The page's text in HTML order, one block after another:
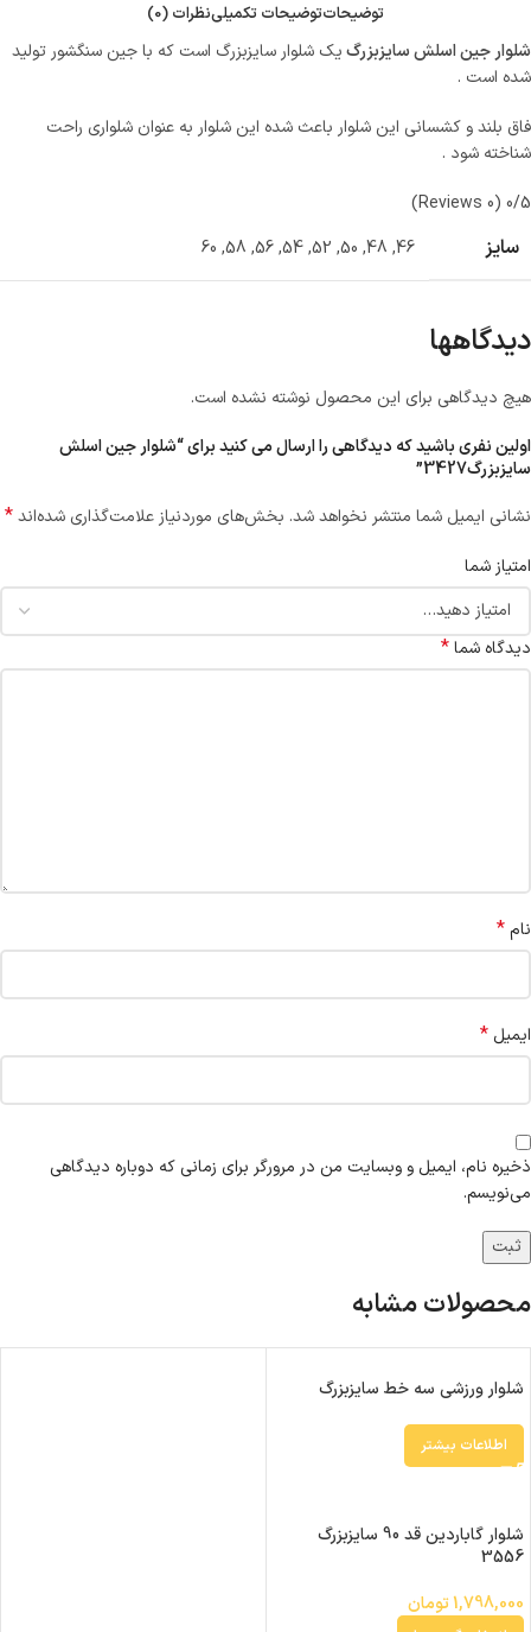
توضیحاتتوضیحات تکمیلینظرات (0)
شلوار جین اسلش سایزبزرگیک شلوار سایزبزرگ است که با جین سنگشور تولید
شده است .
فاق بلند و کشسانی این شلوار باعث شده این شلوار به عنوان شلواری راحت
شناخته شود .
0/5
(0 Reviews)
سایز 46
,
48
,
50
,
52
,
54
,
56
,
58
,
60
دیدگاهها
هیچ دیدگاهی برای این محصول نوشته نشده است.
اولین نفری باشید که دیدگاهی را ارسال می کنید برای “شلوار جین اسلش
سایزبزرگ3427”
نشانی ایمیل شما منتشر نخواهد شد. بخش‌های موردنیاز علامت‌گذاری شده‌اند*
امتیاز شما
دیدگاه شما*
نام*
ایمیل *
ذخیره نام، ایمیل و وبسایت من در مرورگر برای زمانی که دوباره دیدگاهی
می‌نویسم.
محصولات مشابه
شلوار ورزشی سه خط سایزبزرگ
اطلاعات بیشتر
شلوار گاباردین قد 90 سایزبزرگ
3556
1,798,000تومان